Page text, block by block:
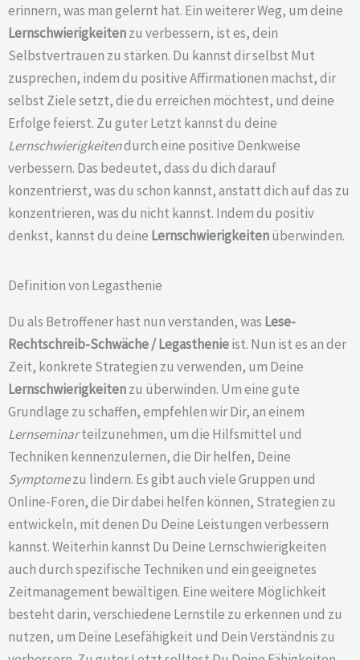
erinnern, was man gelernt hat. Ein weiterer Weg, um deine
Lernschwierigkeitenzu verbessern, ist es, dein
Selbstvertrauen zu stärken. Du kannst dir selbst Mut
zusprechen, indem du positive Affirmationen machst, dir
selbst Ziele setzt, die du erreichen möchtest, und deine
Erfolge feierst. Zu guter Letzt kannst du deine
Lernschwierigkeitendurch eine positive Denkweise
verbessern. Das bedeutet, dass du dich darauf
konzentrierst, was du schon kannst, anstatt dich auf das zu
konzentrieren, was du nicht kannst. Indem du positiv
denkst, kannst du deine Lernschwierigkeitenüberwinden.
Definition von Legasthenie
Du als Betroffener hast nun verstanden, was Lese-
Rechtschreib-Schwäche /Legasthenieist. Nun ist es an der
Zeit, konkrete Strategien zu verwenden, um Deine
Lernschwierigkeitenzu überwinden. Um eine gute
Grundlage zu schaffen, empfehlen wir Dir, an einem
Lernseminarteilzunehmen, um die Hilfsmittel und
Techniken kennenzulernen, die Dir helfen, Deine
Symptomezu lindern. Es gibt auch viele Gruppen und
Online-Foren, die Dir dabei helfen können, Strategien zu
entwickeln, mit denen Du Deine Leistungen verbessern
kannst. Weiterhin kannst Du Deine Lernschwierigkeiten
auch durch spezifische Techniken und ein geeignetes
Zeitmanagement bewältigen. Eine weitere Möglichkeit
besteht darin, verschiedene Lernstile zu erkennen und zu
nutzen, um Deine Lesefähigkeit und Dein Verständnis zu